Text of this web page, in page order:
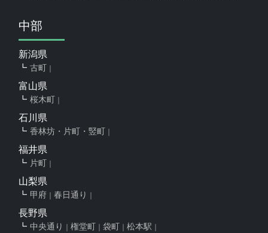
中部
新潟県
古町
富山県
桜木町
石川県
香林坊・片町・竪町
福井県
片町
山梨県
甲府 春日通り
長野県
中央通り 権堂町 袋町 松本駅